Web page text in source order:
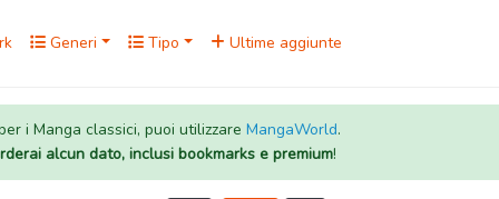
Generi Tipo Ultime aggiunte
i Manga classici, puoi utilizzare MangaWorld.
alcun dato, inclusi bookmarks e premium!